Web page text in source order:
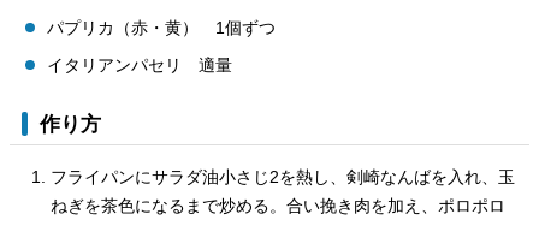
パプリカ（赤・黄） 1個ずつ
イタリアンパセリ 適量
作り方
フライパンにサラダ油小さじ2を熱し、剣崎なんばを入れ、玉
ねぎを茶色になるまで炒める。合い挽き肉を加え、ポロポロ